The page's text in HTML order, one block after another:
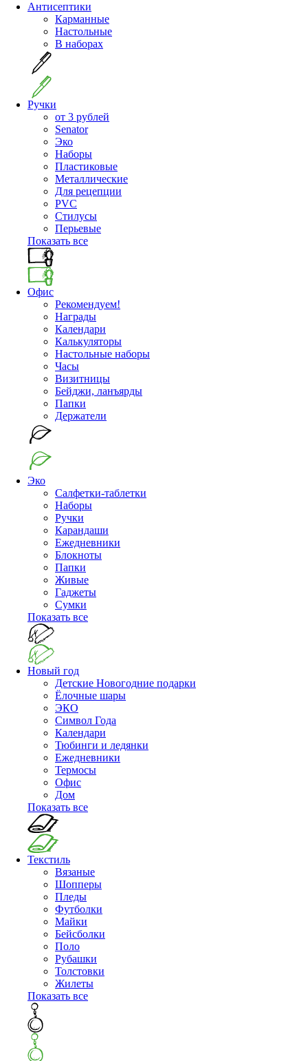
Антисептики
Карманные
Настольные
В наборах
Ручки
от 3 рублей
Senator
Эко
Наборы
Пластиковые
Металлические
Для рецепции
PVC
Стилусы
Перьевые
Показать все
Офис
Рекомендуем!
Награды
Календари
Калькуляторы
Настольные наборы
Часы
Визитницы
Бейджи, ланъярды
Папки
Держатели
Эко
Салфетки-таблетки
Наборы
Ручки
Карандаши
Ежедневники
Блокноты
Папки
Живые
Гаджеты
Сумки
Показать все
Новый год
Детские Новогодние подарки
Ёлочные шары
ЭКО
Символ Года
Календари
Тюбинги и ледянки
Ежедневники
Термосы
Офис
Дом
Показать все
Текстиль
Вязаные
Шопперы
Пледы
Футболки
Майки
Бейсболки
Поло
Рубашки
Толстовки
Жилеты
Показать все